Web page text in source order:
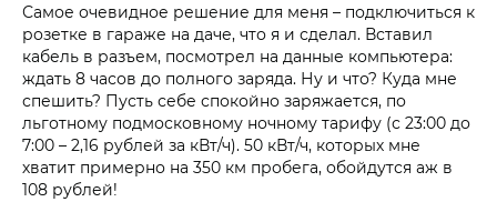
Самое очевидное решение для меня – подключиться к
розетке в гараже на даче, что я и сделал. Вставил
кабель в разъем, посмотрел на данные компьютера:
ждать 8 часов до полного заряда. Ну и что? Куда мне
спешить? Пусть себе спокойно заряжается, по
льготному подмосковному ночному тарифу (с 23:00 до
7:00 – 2,16 рублей за кВт/ч). 50 кВт/ч, которых мне
хватит примерно на 350 км пробега, обойдутся аж в
108 рублей!